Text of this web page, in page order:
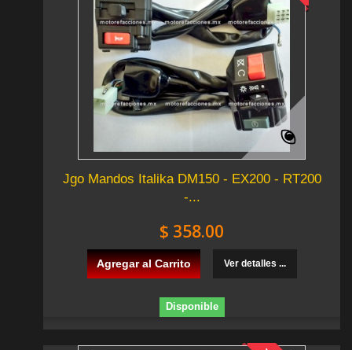
Jgo Mandos Italika DM150 - EX200 - RT200
-...
$ 358.00
Agregar al Carrito Ver detalles ...
Disponible